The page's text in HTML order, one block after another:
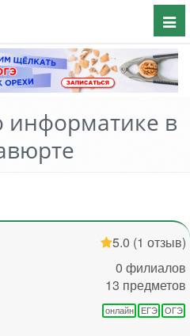
информатике в
5.0 (1 отзыв)
0 филиалов
13 предметов
онлайн ЕГЭ ОГЭ